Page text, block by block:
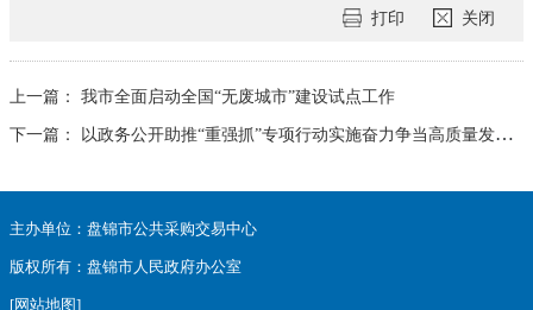
打印 关闭
上一篇：
我市全面启动全国“无废城市”建设试点工作
下一篇：
以政务公开助推“重强抓”专项行动实施奋力争当高质量发展的领跑者
主办单位：盘锦市公共采购交易中心
版权所有：盘锦市人民政府办公室
[网站地图]